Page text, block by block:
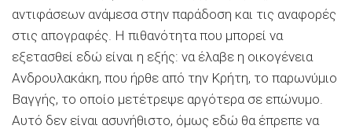
αντιφάσεων ανάμεσα στην παράδοση και τις αναφορές
στις απογραφές. H πιθανότητα που μπορεί να
εξετασθεί εδώ είναι η εξής: να έλαβε η οικογένεια
Ανδρουλακάκη, που ήρθε από την Κρήτη, το παρωνύμιο
Βαγγής, το οποίο μετέτρεψε αργότερα σε επώνυμο.
Αυτό δεν είναι ασυνήθιστο, όμως εδώ θα έπρεπε να